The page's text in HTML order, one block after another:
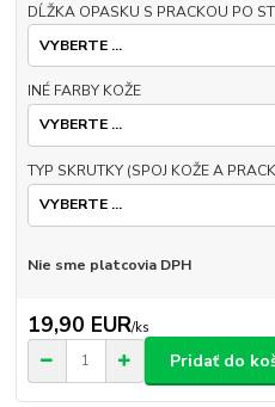
DĹŽKA OPASKU S PRACKOU PO
INÉ FARBY KOŽE
TYP SKRUTKY (SPOJ KOŽE A
Nie sme platcovia DPH
19,90 EUR/ks
Pridať do